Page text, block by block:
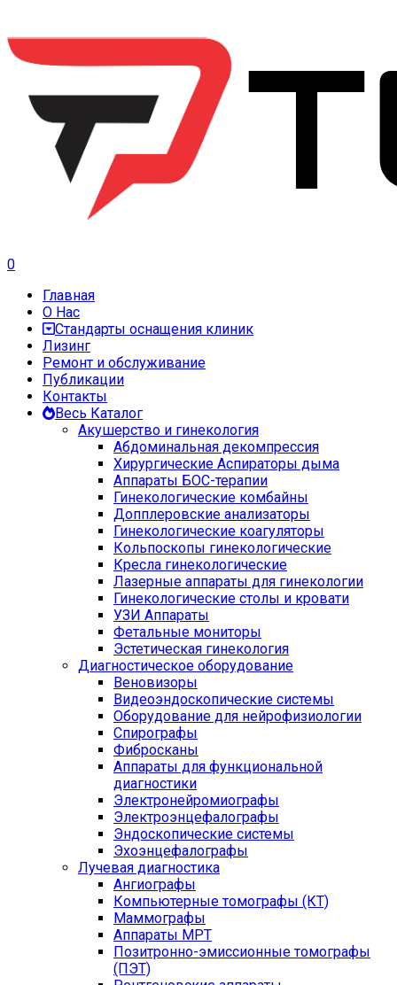
0
Главная
О Нас
Стандарты оснащения клиник
Лизинг
Ремонт и обслуживание
Публикации
Контакты
Весь Каталог
Акушерство и гинекология
Абдоминальная декомпрессия
Хирургические Аспираторы дыма
Аппараты БОС-терапии
Гинекологические комбайны
Допплеровские анализаторы
Гинекологические коагуляторы
Кольпоскопы гинекологические
Кресла гинекологические
Лазерные аппараты для гинекологии
Гинекологические столы и кровати
УЗИ Аппараты
Фетальные мониторы
Эстетическая гинекология
Диагностическое оборудование
Веновизоры
Видеоэндоскопические системы
Оборудование для нейрофизиологии
Спирографы
Фибросканы
Аппараты для функциональной
диагностики
Электронейромиографы
Электроэнцефалографы
Эндоскопические системы
Эхоэнцефалографы
Лучевая диагностика
Ангиографы
Компьютерные томографы (КТ)
Маммографы
Аппараты МРТ
Позитронно-эмиссионные томографы
(ПЭТ)